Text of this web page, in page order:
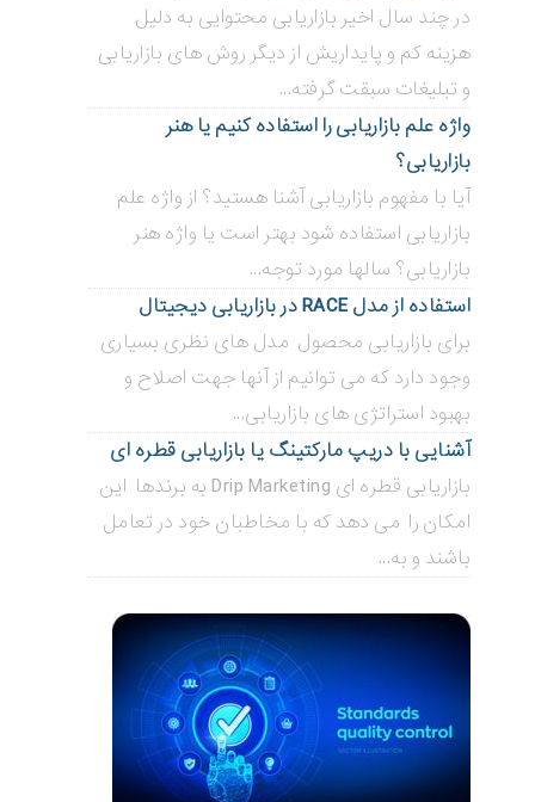
در چند سال اخیر بازاریابی محتوایی به دلیل
هزینه کم و پایداریش از دیگر روش های بازاریابی
و تبلیغات سبقت گرفته...
واژه علم بازاریابی را استفاده کنیم یا هنر
بازاریابی؟
آیا با مفهوم بازاریابی آشنا هستید؟ از واژه علم
بازاریابی استفاده شود بهتر است یا واژه هنر
بازاریابی؟ سالها مورد توجه...
استفاده از مدل RACE در بازاریابی دیجیتال
برای بازاریابی محصول مدل های نظری بسیاری
وجود دارد که می توانیم از آنها جهت اصلاح و
بهبود استراتژی های بازاریابی...
آشنایی با دریپ مارکتینگ یا بازاریابی قطره ای
بازاریابی قطره ای Drip Marketing به برندها این
امکان را می دهد که با مخاطبان خود در تعامل
باشند و به...